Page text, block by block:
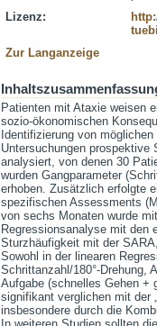
Lizenz:
Zur Langanzeige
Patienten mit Ataxie weisen
sozio-ökonomischen
Identifizierung von
Untersuchungen
analysiert, von denen 30
wurden Gangparameter
erhoben. Zusätzlich erfolgte
spezifischen Assessments
von sechs Monaten wurde
Regressionsanalyse mit den
Sturzhäufigkeit mit der
Sowohl in der linearen
Schrittanzahl/180°-Drehung,
Aufgabe (schnelles Gehen +
signifikant verglichen mit der
insbesondere durch die